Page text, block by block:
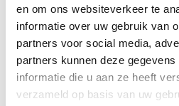
en om ons websiteverkeer te
informatie over uw gebruik van
partners voor social media,
partners kunnen deze
informatie die u aan ze heeft
verzameld op basis van uw
GERELATEERDE